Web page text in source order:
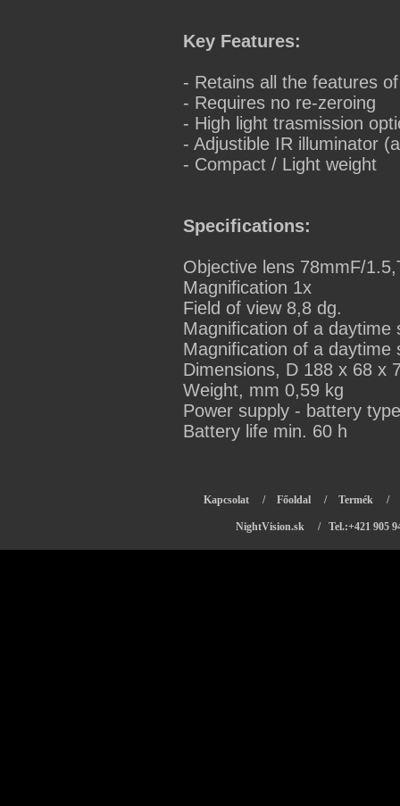
Key Features:
- Retains all the features
- Requires no re-zeroing
- High light trasmission
- Adjustible IR illuminator
- Compact / Light weight
Specifications:
Objective lens 78mmF/
Magnification 1x
Field of view 8,8 dg.
Magnification of a daytime
Magnification of a daytime
Dimensions, D 188 x 68 x
Weight, mm 0,59 kg
Power supply - battery
Battery life min. 60 h
Kapcsolat / Főoldal / Termék /
NightVision.sk / Tel.:+421 905